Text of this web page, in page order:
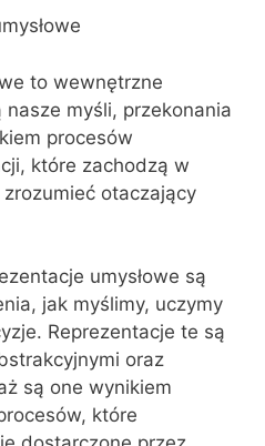
to wewnętrzne
myśli, przekonania
procesów
które zachodzą w
otaczający
umysłowe są
jak myślimy, uczymy
Reprezentacje te są
oraz
są one wynikiem
które